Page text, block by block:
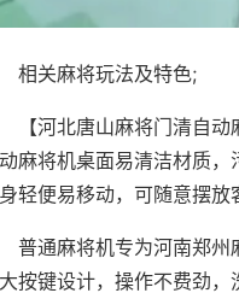
相关麻将玩法及特色;
【河北唐山麻将门清自
麻将机桌面易清洁材质，
轻便易移动，可随意摆放
普通麻将机专为河南郑
按键设计，操作不费劲